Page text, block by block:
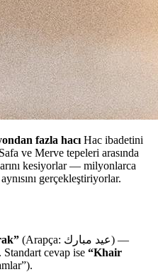
fazla hacı Hac ibadetini
ve Merve tepeleri arasında
kesiyorlar — milyonlarca
gerçekleştiriyorlar.
(Arapça: عيد مبارك) —
cevap ise “Khair